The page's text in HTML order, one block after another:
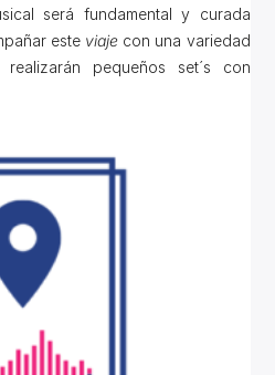
será fundamental y curada
este viaje con una variedad
pequeños set´s con